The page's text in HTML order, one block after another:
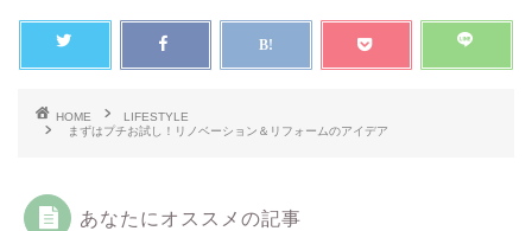
HOME
LIFESTYLE
まずはプチお試し！リノベーション＆リフォームのアイデア
あなたにオススメの記事